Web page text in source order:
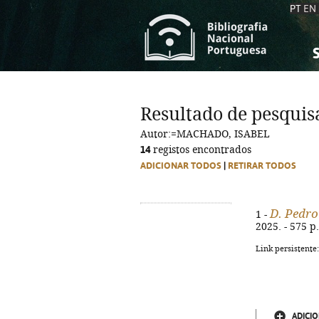
PT EN
Resultado de
Autor:=MACHADO, ISABEL
14registos encontrados
ADICIONAR TODOS RETIRAR TODOS
1 - D.
2025. - 575
Link